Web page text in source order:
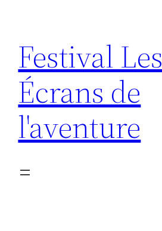
contenu
Festival Les
Écrans de
l'aventure